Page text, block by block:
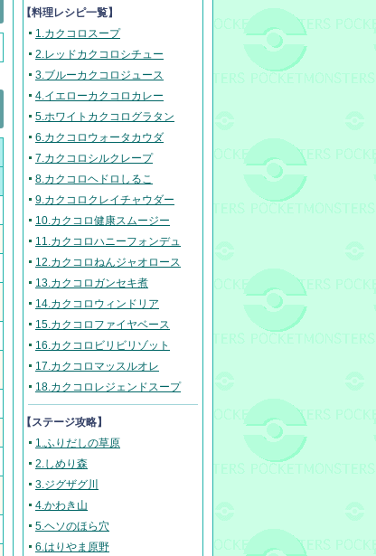
【料理レシピ一覧】
1.カクコロスープ
2.レッドカクコロシチュー
3.ブルーカクコロジュース
4.イエローカクコロカレー
5.ホワイトカクコログラタン
6.カクコロウォータカウダ
7.カクコロシルクレープ
8.カクコロヘドロしるこ
9.カクコロクレイチャウダー
10.カクコロ健康スムージー
11.カクコロハニーフォンデュ
12.カクコロねんジャオロース
13.カクコロガンセキ煮
14.カクコロウィンドリア
15.カクコロファイヤベース
16.カクコロビリビリゾット
17.カクコロマッスルオレ
18.カクコロレジェンドスープ
【ステージ攻略】
1.ふりだしの草原
2.しめり森
3.ジグザグ川
4.かわき山
5.ヘソのほら穴
6.はりやま原野